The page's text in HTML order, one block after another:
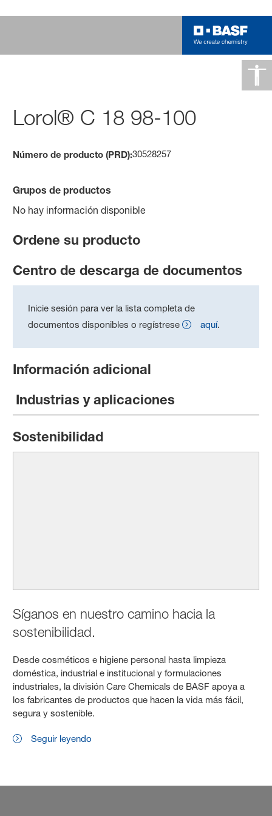
Lorol® C 18 98-100
Número de producto (PRD):30528257
Grupos de productos
No hay información disponible
Ordene su producto
Centro de descarga de documentos
Inicie sesión para ver la lista completa de
documentos disponibles o regístrese
aquí.
Información adicional
Industrias y aplicaciones
Sostenibilidad
Síganos en nuestro camino hacia la
sostenibilidad.
Desde cosméticos e higiene personal hasta limpieza
doméstica, industrial e institucional y formulaciones
industriales, la división Care Chemicals de BASF apoya a
los fabricantes de productos que hacen la vida más fácil,
segura y sostenible.
Seguir leyendo